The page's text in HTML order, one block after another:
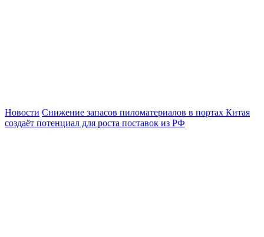
Новости Снижение запасов пиломатериалов в портах Китая
создаёт потенциал для роста поставок из РФ